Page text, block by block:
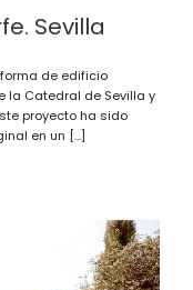
Sevilla
de edificio
la Catedral de Sevilla y
proyecto ha sido
en un […]